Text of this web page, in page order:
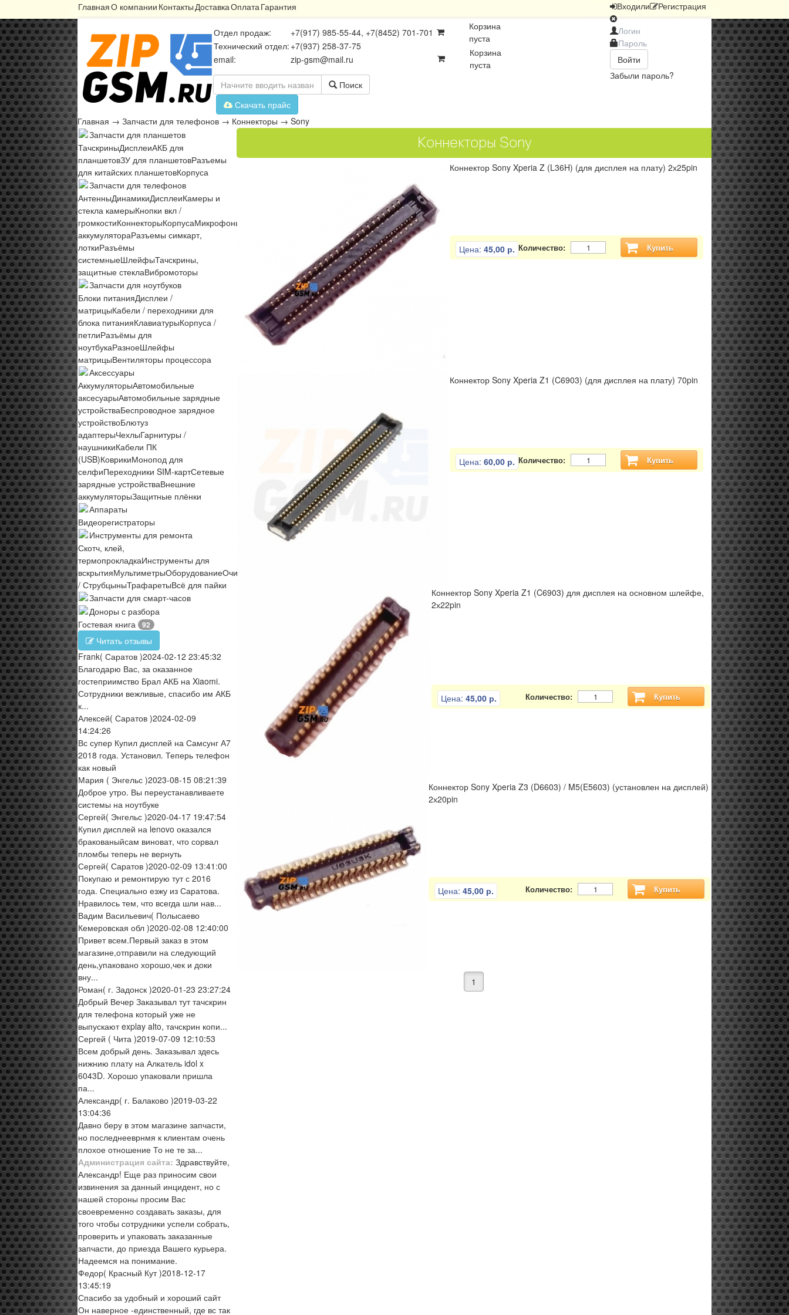
ГлавнаяО компании КонтактыДоставкаОплатаГарантия Входили Регистрация
Войти
Забыли пароль?
Отдел продаж:
+7(917) 985-55-44, +7(8452) 701-701
Технический отдел: +7(937) 258-37-75
email:
zip-gsm@mail.ru
Корзина
пуста
Корзина
пуста
Поиск
Скачать прайс
Главная → Запчасти для телефонов → Коннекторы → Sony
Запчасти для планшетов
ТачскриныДисплеиАКБ для
планшетовЗУ для планшетовРазъемы
для китайских планшетовКорпуса
Запчасти для телефонов
АнтенныДинамикиДисплеиКамеры и
стекла камерыКнопки вкл /
громкостиКоннекторыКорпусаМикрофоны
аккумулятораРазъемы симкарт,
лоткиРазъёмы
системныеШлейфыТачскрины,
защитные стеклаВибромоторы
Запчасти для ноутбуков
Блоки питанияДисплеи /
матрицыКабели / переходники для
блока питанияКлавиатурыКорпуса /
петлиРазъёмы для
ноутбукаРазноеШлейфы
матрицыВентиляторы процессора
Аксессуары
АккумуляторыАвтомобильные
аксесуарыАвтомобильные зарядные
устройстваБеспроводное зарядное
устройствоБлютуз
адаптерыЧехлыГарнитуры /
наушникиКабели ПК
(USB)КоврикиМонопод для
селфиПереходники SIM-картСетевые
зарядные устройстваВнешние
аккумуляторыЗащитные плёнки
Аппараты
Видеорегистраторы
Инструменты для ремонта
Скотч, клей,
термопрокладкаИнструменты для
вскрытияМультиметрыОборудованиеОчистители
/ СтрубцыныТрафаретыВсё для пайки
Запчасти для смарт-часов
Доноры с разбора
Гостевая книга
92
Читать отзывы
Frank( Саратов )2024-02-12 23:45:32
Благодарю Вас, за оказанное
гостеприимство Брал АКБ на Xiaomi.
Сотрудники вежливые, спасибо им АКБ
к...
Алексей( Саратов )2024-02-09
14:24:26
Вс супер Купил дисплей на Самсунг А7
2018 года. Установил. Теперь телефон
как новый
Мария ( Энгельс )2023-08-15 08:21:39
Доброе утро. Вы переустанавливаете
системы на ноутбуке
Сергей( Энгельс )2020-04-17 19:47:54
Купил дисплей на lenovo оказался
бракованыйсам виноват, что сорвал
пломбы теперь не вернуть
Сергей( Саратов )2020-02-09 13:41:00
Покупаю и ремонтирую тут с 2016
года. Специально езжу из Саратова.
Нравилось тем, что всегда шли нав...
Вадим Васильевич( Полысаево
Кемеровская обл )2020-02-08 12:40:00
Привет всем.Первый заказ в этом
магазине,отправили на следующий
день,упаковано хорошо,чек и доки
вну...
Роман( г. Задонск )2020-01-23 23:27:24
Добрый Вечер Заказывал тут тачскрин
для телефона который уже не
выпускают explay alto, тачскрин копи...
Сергей ( Чита )2019-07-09 12:10:53
Всем добрый день. Заказывал здесь
нижнию плату на Алкатель idol x
6043D. Хорошо упаковали пришла
па...
Александр( г. Балаково )2019-03-22
13:04:36
Давно беру в этом магазине запчасти,
но последнееврнмя к клиентам очень
плохое отношение То не те за...
Администрация сайта: Здравствуйте,
Александр! Еще раз приносим свои
извинения за данный инцидент, но с
нашей стороны просим Вас
своевременно создавать заказы, для
того чтобы сотрудники успели собрать,
проверить и упаковать заказанные
запчасти, до приезда Вашего курьера.
Надеемся на понимание.
Федор( Красный Кут )2018-12-17
13:45:19
Спасибо за удобный и хороший сайт
Он наверное -единственный, где вс так
Коннекторы Sony
Коннектор Sony Xperia Z (L36H) (для дисплея на плату) 2х25pin
Цена: 45,00 р. Количество: Купить
Коннектор Sony Xperia Z1 (C6903) (для дисплея на плату) 70pin
Цена: 60,00 р. Количество: Купить
Коннектор Sony Xperia Z1 (C6903) для дисплея на основном шлейфе,
2х22pin
Цена: 45,00 р. Количество: Купить
Коннектор Sony Xperia Z3 (D6603) / M5(E5603) (установлен на дисплей)
2х20pin
Цена: 45,00 р. Количество: Купить
1